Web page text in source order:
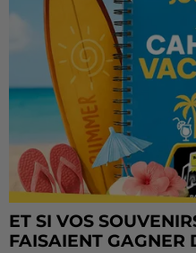
ET SI VOS
FAISAIENT GAGNER